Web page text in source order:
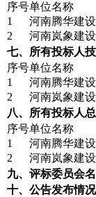
序号单位名称
1
河南腾华建
2
河南岚象建
七、所有投标人
序号单位名称
1
河南腾华建
2
河南岚象建
八、所有投标人
序号单位名称
1
河南腾华建
2
河南岚象建
九、评标委员会
十、公告发布情况